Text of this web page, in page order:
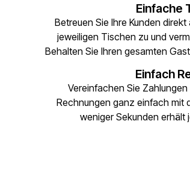
Einfache
Betreuen Sie Ihre Kunden
jeweiligen Tischen zu und
Behalten Sie Ihren gesamten
Einfach
Vereinfachen Sie
Rechnungen ganz einfach mit
weniger Sekunden erhält